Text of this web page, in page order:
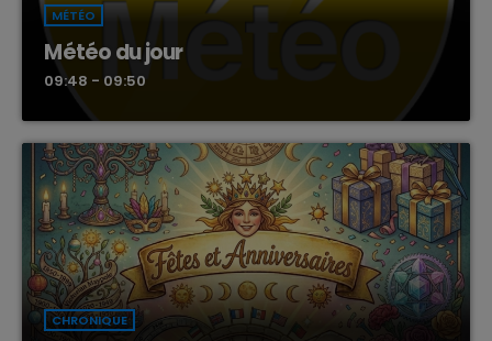
MÉTÉO
Météo du jour
09:48 - 09:50
CHRONIQUE